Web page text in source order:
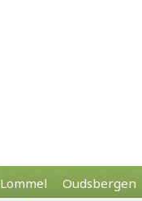
Lommel Oudsbergen